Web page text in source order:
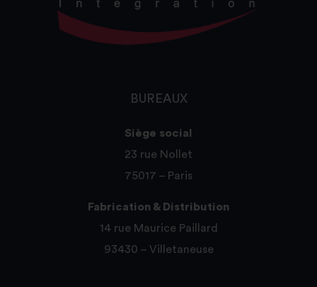
BUREAUX
Siège social
23 rue Nollet
75017 – Paris
Fabrication & Distribution
14 rue Maurice Paillard
93430 – Villetaneuse